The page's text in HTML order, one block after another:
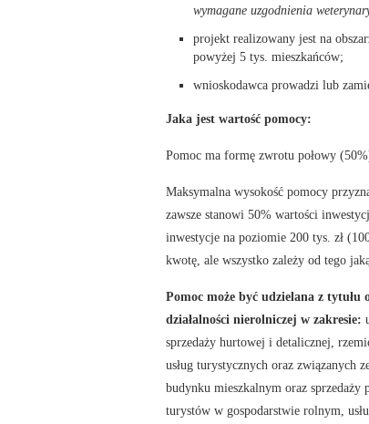
wymagane uzgodnienia
projekt realizowany jest na
powyżej 5 tys. mieszkańców;
wnioskodawca prowadzi lub
Jaka jest wartość pomocy:
Pomoc ma formę zwrotu połowy
Maksymalna wysokość pomocy
zawsze stanowi 50% wartości
inwestycje na poziomie 200 tys. zł
kwotę, ale wszystko zależy od tego
Pomoc może być udzielana z
działalności nierolniczej w zakresie:
sprzedaży hurtowej i detalicznej,
usług turystycznych oraz
budynku mieszkalnym oraz sprzedaży
turystów w gospodarstwie rolnym,